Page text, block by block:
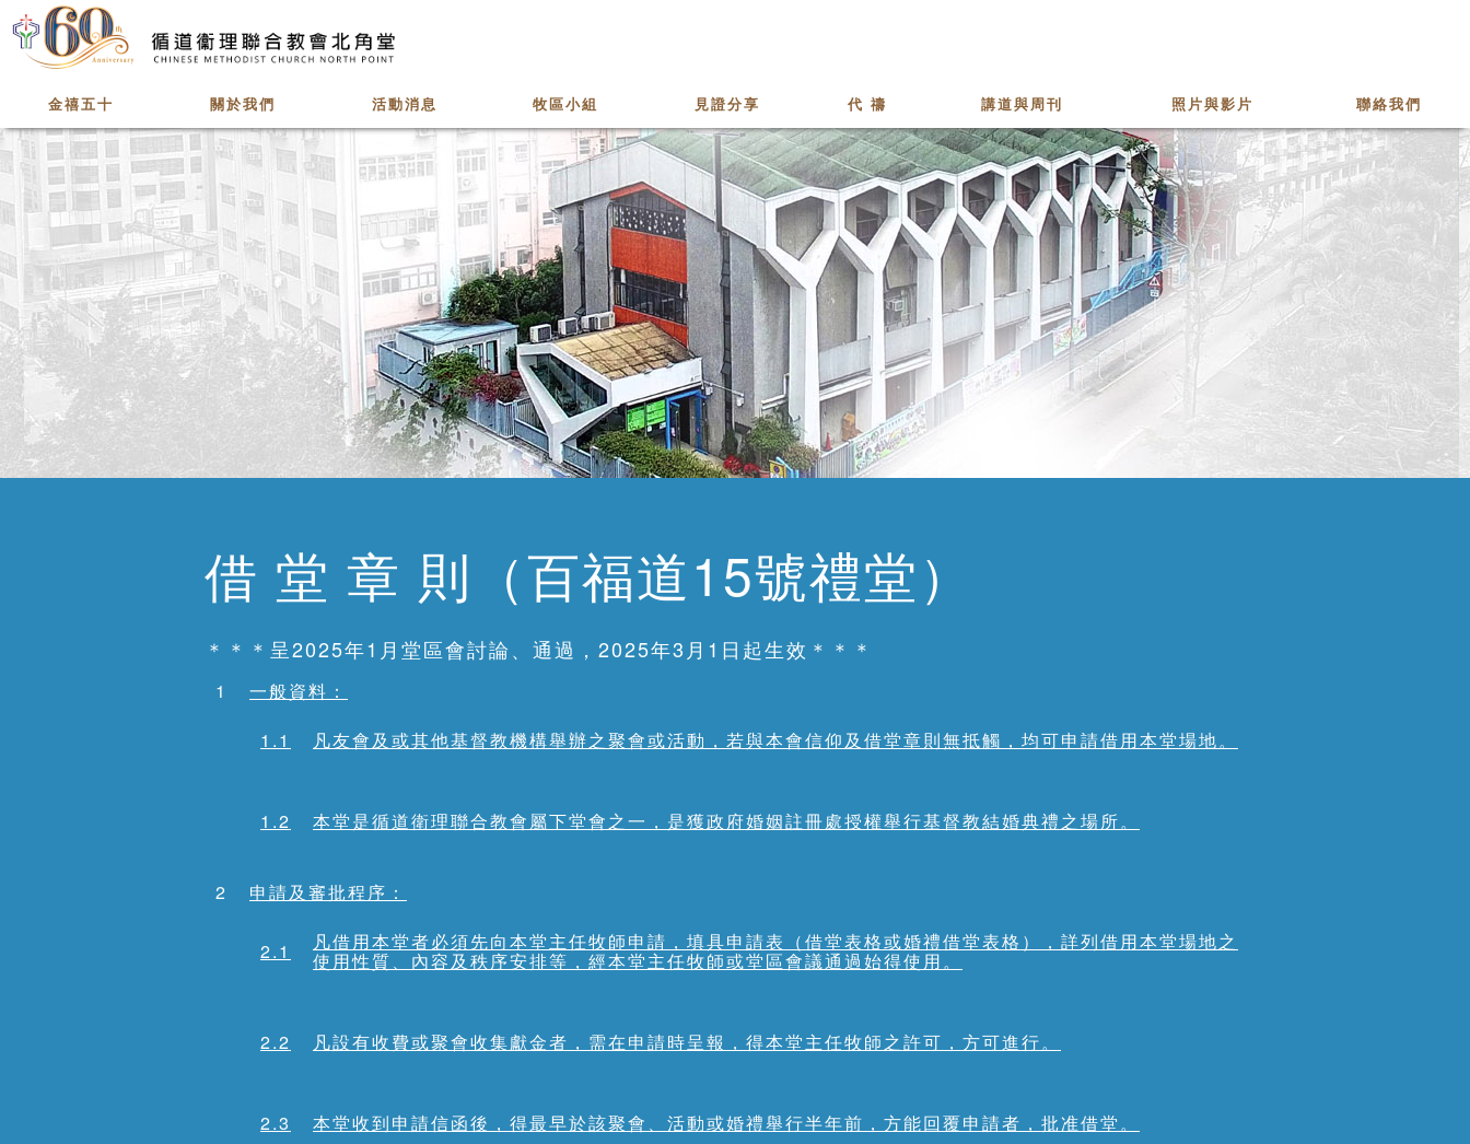
Skip to main content
金禧五十 關於我們 活動消息 牧區小組
少青牧區
家成牧區
長青牧區
見證分享 代 禱 講道與周刊 照片與影片 聯絡我們
借 堂 章 則（百福道15號禮堂）
＊＊＊呈2025年1月堂區會討論、通過，2025年3月1日起生效＊＊＊
1
一般資料：
1.1
凡友會及或其他基督教機構舉辦之聚會或活動，若與本會信仰及借堂章則無抵觸，均可申請借用本堂場地。
1.2 本堂是循道衛理聯合教會屬下堂會之一，是獲政府婚姻註冊處授權舉行基督教結婚典禮之場所。
2 申請及審批程序：
2.1 凡借用本堂者必須先向本堂主任牧師申請，填具申請表（借堂表格或婚禮借堂表格），詳列借用本堂場地之
使用性質、內容及秩序安排等，經本堂主任牧師或堂區會議通過始得使用。
2.2 凡設有收費或聚會收集獻金者，需在申請時呈報，得本堂主任牧師之許可，方可進行。
2.3 本堂收到申請信函後，得最早於該聚會、活動或婚禮舉行半年前，方能回覆申請者，批准借堂。